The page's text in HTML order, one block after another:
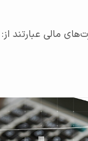
مالی عبارتند از: